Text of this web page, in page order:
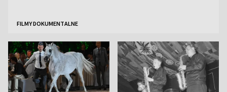
FILMY DOKUMENTALNE